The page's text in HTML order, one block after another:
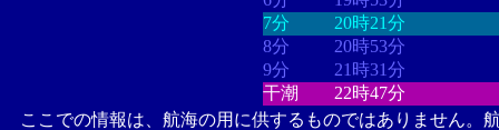
7分
20時21分
8分
20時53分
9分
21時31分
干潮
22時47分
ここでの情報は、航海の用に供するものではありません。